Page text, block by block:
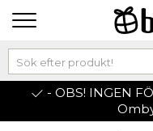
- OBS! INGEN